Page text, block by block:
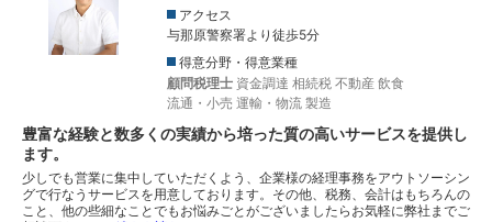
アクセス
与那原警察署より徒歩5分
得意分野・得意業種
顧問税理士 資金調達 相続税 不動産 飲食
流通・小売 運輸・物流 製造
豊富な経験と数多くの実績から培った質の高いサービスを提供し
ます。
少しでも営業に集中していただくよう、企業様の経理事務をアウトソーシン
グで行なうサービスを用意しております。その他、税務、会計はもちろんの
こと、他の些細なことでもお悩みごとがございましたらお気軽に弊社までご